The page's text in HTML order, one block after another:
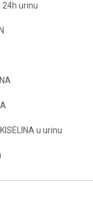
24h urinu
u urinu